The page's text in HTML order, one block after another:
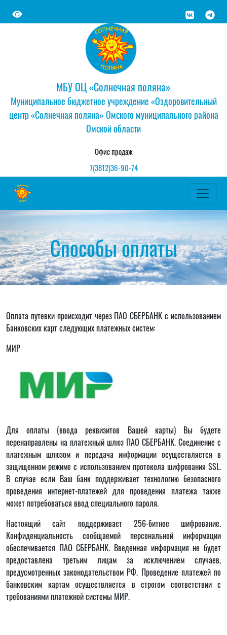
МБУ ОЦ «Солнечная поляна»
Муниципальное бюджетное учреждение «Оздоровительный
центр «Солнечная поляна» Омского муниципального района
Омской области
Офис продаж
7(3812)36-90-74
Способы оплаты
Оплата путевки происходит через ПАО СБЕРБАНК с использованием
Банковских карт следующих платежных систем:
МИР
Для оплаты (ввода реквизитов Вашей карты) Вы будете
перенаправлены на платежный шлюз ПАО СБЕРБАНК. Соединение с
платежным шлюзом и передача информации осуществляется в
защищенном режиме с использованием протокола шифрования SSL.
В случае если Ваш банк поддерживает технологию безопасного
проведения интернет-платежей для проведения платежа также
может потребоваться ввод специального пароля.
Настоящий сайт поддерживает 256-битное шифрование.
Конфиденциальность сообщаемой персональной информации
обеспечивается ПАО СБЕРБАНК. Введенная информация не будет
предоставлена третьим лицам за исключением случаев,
предусмотренных законодательством РФ. Проведение платежей по
банковским картам осуществляется в строгом соответствии с
требованиями платежной системы МИР.